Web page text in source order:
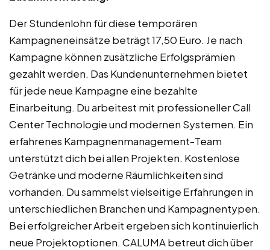
Der Stundenlohn für diese temporären
Kampagneneinsätze beträgt 17,50 Euro. Je nach
Kampagne können zusätzliche Erfolgsprämien
gezahlt werden. Das Kundenunternehmen bietet
für jede neue Kampagne eine bezahlte
Einarbeitung. Du arbeitest mit professioneller Call
Center Technologie und modernen Systemen. Ein
erfahrenes Kampagnenmanagement-Team
unterstützt dich bei allen Projekten. Kostenlose
Getränke und moderne Räumlichkeiten sind
vorhanden. Du sammelst vielseitige Erfahrungen in
unterschiedlichen Branchen und Kampagnentypen.
Bei erfolgreicher Arbeit ergeben sich kontinuierlich
neue Projektoptionen. CALUMA betreut dich über